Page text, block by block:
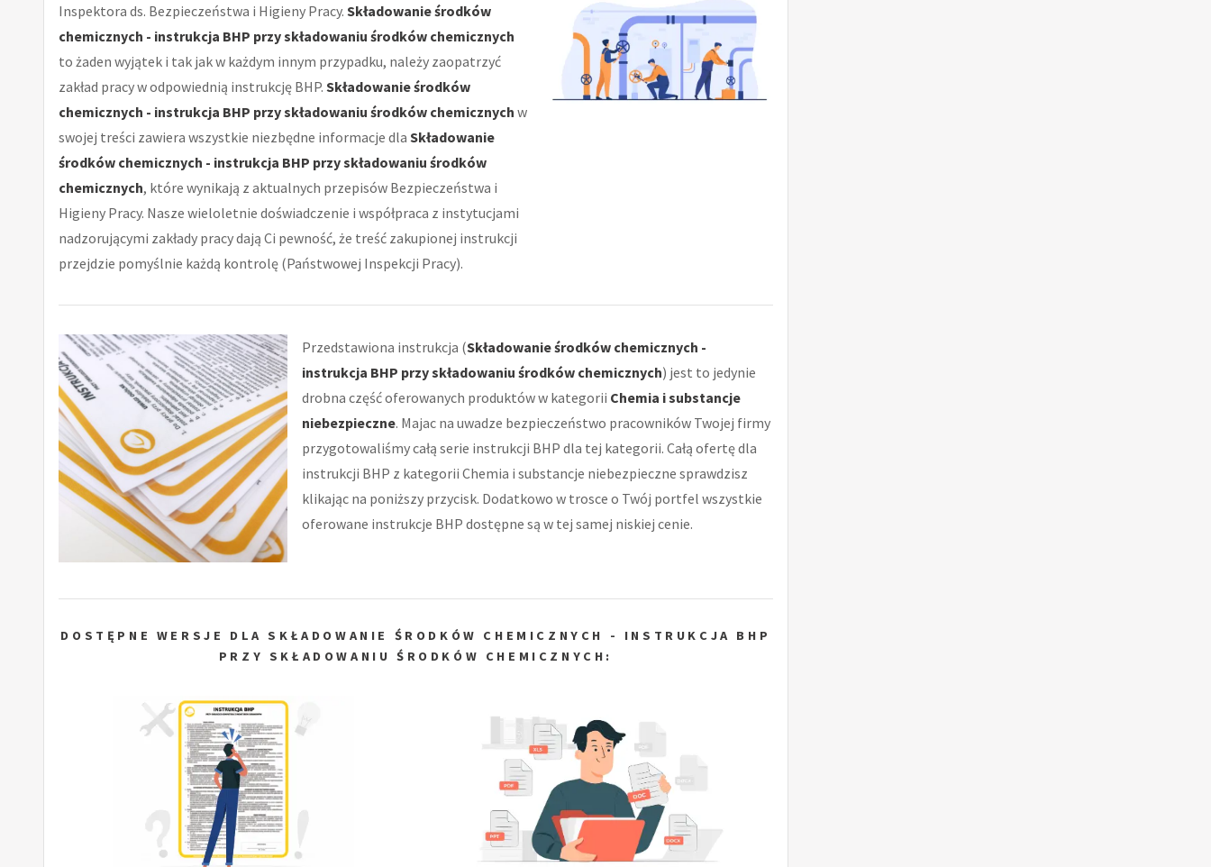
Inspektora ds. Bezpieczeństwa i Higieny Pracy. Składowanie środków
chemicznych - instrukcja BHP przy składowaniu środków chemicznych
to żaden wyjątek i tak jak w każdym innym przypadku, należy zaopatrzyć
zakład pracy w odpowiednią instrukcję BHP. Składowanie środków
chemicznych - instrukcja BHP przy składowaniu środków chemicznych w
swojej treści zawiera wszystkie niezbędne informacje dla Składowanie
środków chemicznych - instrukcja BHP przy składowaniu środków
chemicznych, które wynikają z aktualnych przepisów Bezpieczeństwa i
Higieny Pracy. Nasze wieloletnie doświadczenie i współpraca z instytucjami
nadzorującymi zakłady pracy dają Ci pewność, że treść zakupionej instrukcji
przejdzie pomyślnie każdą kontrolę (Państwowej Inspekcji Pracy).
Przedstawiona instrukcja (Składowanie środków chemicznych -
instrukcja BHP przy składowaniu środków chemicznych) jest to jedynie
drobna część oferowanych produktów w kategorii Chemia i substancje
niebezpieczne. Majac na uwadze bezpieczeństwo pracowników Twojej firmy
przygotowaliśmy całą serie instrukcji BHP dla tej kategorii. Całą ofertę dla
instrukcji BHP z kategorii Chemia i substancje niebezpieczne sprawdzisz
klikając na poniższy przycisk. Dodatkowo w trosce o Twój portfel wszystkie
oferowane instrukcje BHP dostępne są w tej samej niskiej cenie.
DOSTĘPNE WERSJE DLA SKŁADOWANIE ŚRODKÓW CHEMICZNYCH - INSTRUKCJA BHP
PRZY SKŁADOWANIU ŚRODKÓW CHEMICZNYCH: